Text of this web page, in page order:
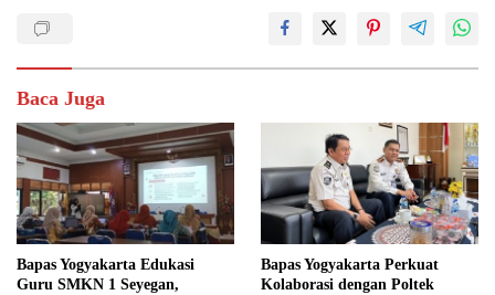
Baca Juga
Bapas Yogyakarta Edukasi
Guru SMKN 1 Seyegan,
Bapas Yogyakarta Perkuat
Kolaborasi dengan Poltek